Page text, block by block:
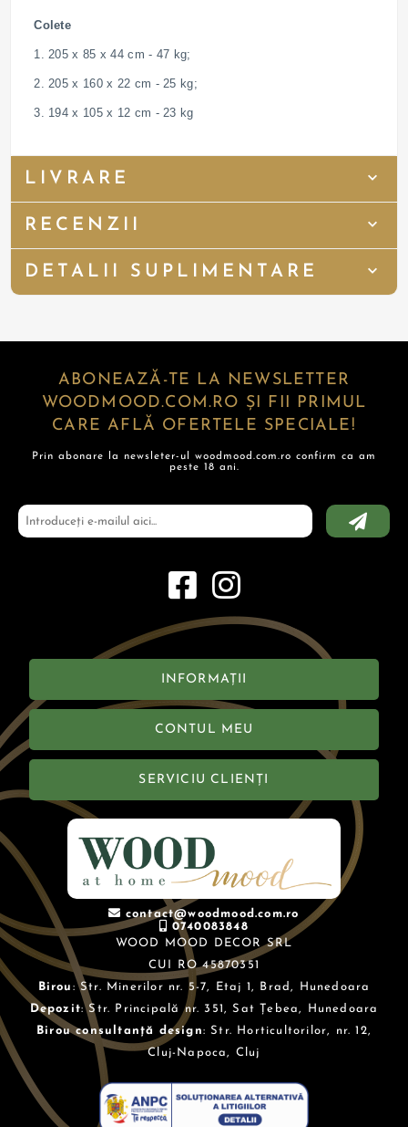
Colete
1. 205 x 85 x 44 cm - 47 kg;
2. 205 x 160 x 22 cm - 25 kg;
3. 194 x 105 x 12 cm - 23 kg
LIVRARE
RECENZII
DETALII SUPLIMENTARE
ABONEAZĂ-TE LA NEWSLETTER
WOODMOOD.COM.RO ȘI FII PRIMUL
CARE AFLĂ OFERTELE SPECIALE!
Prin abonare la newsleter-ul woodmood.com.ro confirm ca am
peste 18 ani.
INFORMAȚII
CONTUL MEU
SERVICIU CLIENȚI
contact@woodmood.com.ro
0740083848
WOOD MOOD DECOR SRL
CUI RO 45870351
Birou : Str. Minerilor nr. 5-7, Etaj 1, Brad, Hunedoara
Depozit: Str. Principală nr. 351, Sat Țebea, Hunedoara
Birou consultanță design: Str. Horticultorilor, nr. 12,
Cluj-Napoca, Cluj